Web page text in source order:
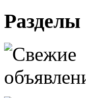
Разделы